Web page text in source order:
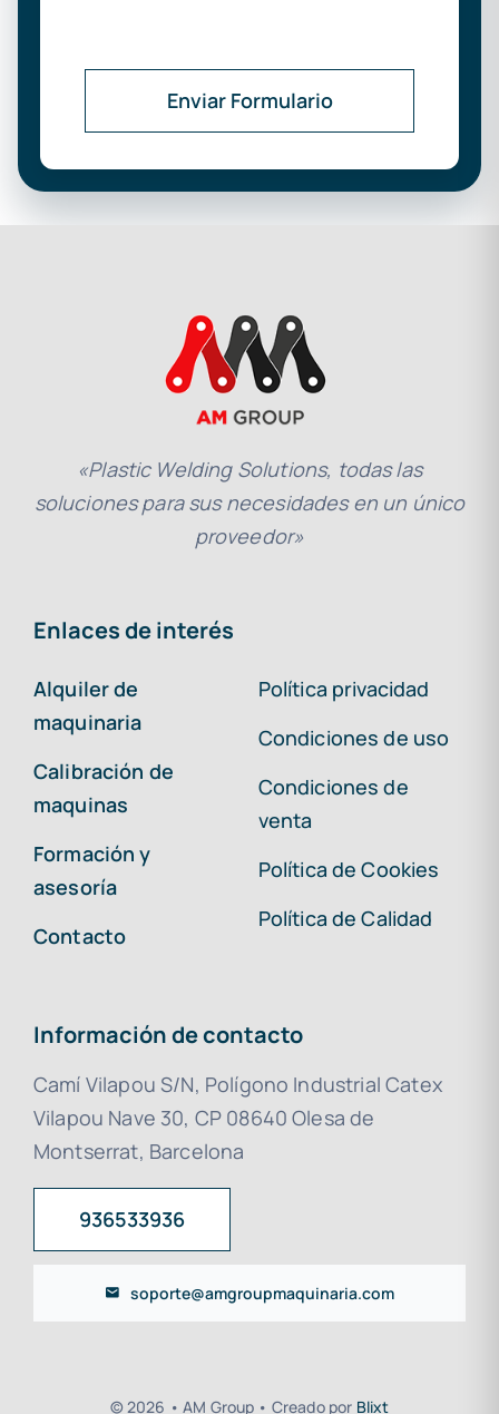
Enviar Formulario
«Plastic Welding Solutions, todas las
soluciones para sus necesidades en un único
proveedor»
Enlaces de interés
Alquiler de
maquinaria
Calibración de
maquinas
Formación y
asesoría
Contacto
Política privacidad
Condiciones de uso
Condiciones de
venta
Política de Cookies
Política de Calidad
Información de contacto
Camí Vilapou S/N, Polígono Industrial Catex
Vilapou Nave 30, CP 08640 Olesa de
Montserrat, Barcelona
936533936
soporte@amgroupmaquinaria.com
© 2026 • AM Group • Creado por Blixt